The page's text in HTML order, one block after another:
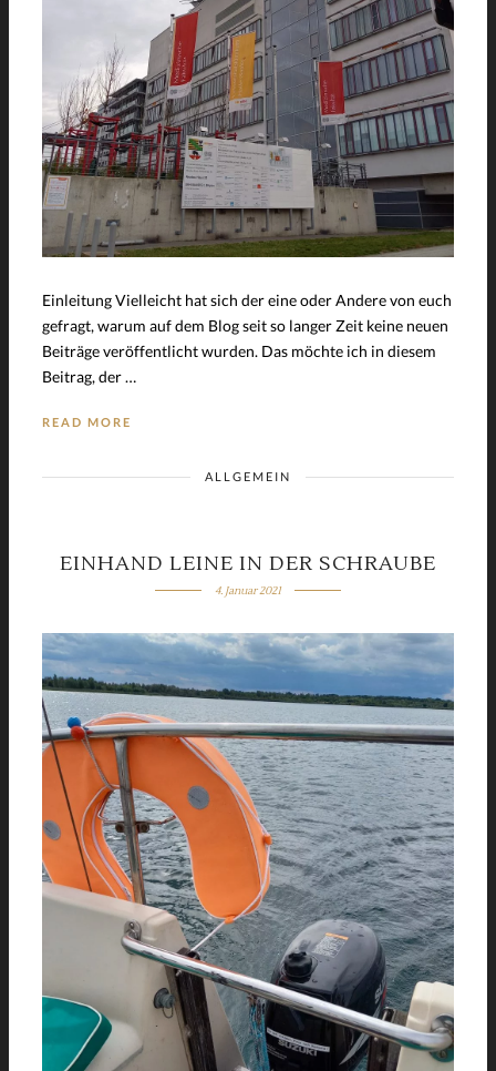
Einleitung Vielleicht hat sich der eine oder Andere von euch
gefragt, warum auf dem Blog seit so langer Zeit keine neuen
Beiträge veröffentlicht wurden. Das möchte ich in diesem
Beitrag, der …
READ MORE
ALLGEMEIN
EINHAND LEINE IN DER SCHRAUBE
4. Januar 2021